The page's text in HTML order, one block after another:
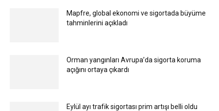
Mapfre, global ekonomi ve sigortada büyüme
tahminlerini açıkladı
Orman yangınları Avrupa’da sigorta koruma
açığını ortaya çıkardı
Eylül ayı trafik sigortası prim artışı belli oldu